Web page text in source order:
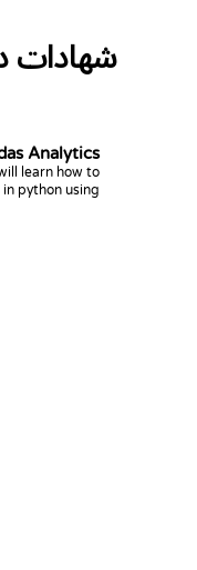
شهادات
Analytics
learn how to
python using